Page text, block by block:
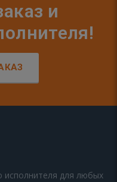
и
исполнителя для любых